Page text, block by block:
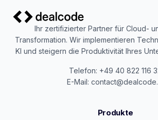
Ihr zertifizierter Partner für Cloud-
Transformation. Wir implementieren
KI und steigern die Produktivität Ihres
Telefon: +49 40 822 116
E-Mail:
Produkte